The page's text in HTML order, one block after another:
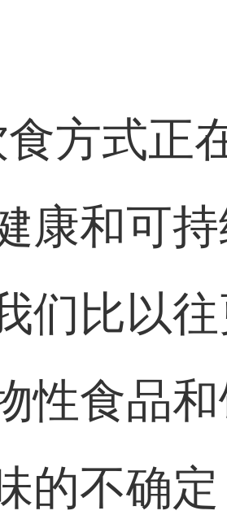
方式正
康和可
们比以往
性食品
的不确定